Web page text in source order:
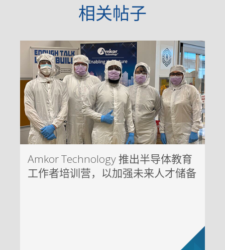
相关帖子
Amkor Technology 推出半导体教育
工作者培训营，以加强未来人才储备